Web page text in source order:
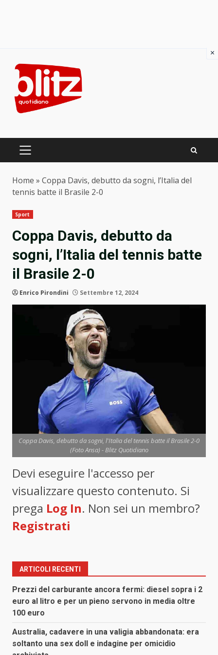
content
PRIMARY
Home » Coppa Davis, debutto da sogni, l’Italia del
tennis batte il Brasile 2-0
Sport
Coppa Davis, debutto da
sogni, l’Italia del tennis batte
il Brasile 2-0
Enrico Pirondini Settembre 12, 2024
Coppa Davis, debutto da sogni, l'Italia del tennis batte il Brasile 2-0
(Foto Ansa) - Blitz Quotidiano
Devi eseguire l'accesso per
visualizzare questo contenuto. Si
prega Log In. Non sei un membro?
Registrati
ARTICOLI RECENTI
Prezzi del carburante ancora fermi: diesel sopra i 2
euro al litro e per un pieno servono in media oltre
100 euro
Australia, cadavere in una valigia abbandonata: era
soltanto una sex doll e indagine per omicidio
×